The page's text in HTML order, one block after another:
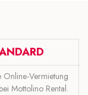
Vermietung
Mottolino Rental.